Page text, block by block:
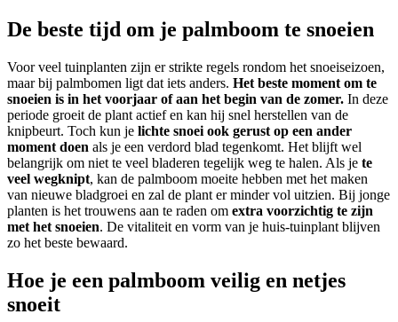
De beste tijd om je palmboom te snoeien
Voor veel tuinplanten zijn er strikte regels rondom het snoeiseizoen,
maar bij palmbomen ligt dat iets anders. Het beste moment om te
snoeien is in het voorjaar of aan het begin van de zomer. In deze
periode groeit de plant actief en kan hij snel herstellen van de
knipbeurt. Toch kun je lichte snoei ook gerust op een ander
moment doen als je een verdord blad tegenkomt. Het blijft wel
belangrijk om niet te veel bladeren tegelijk weg te halen. Als je te
veel wegknipt, kan de palmboom moeite hebben met het maken
van nieuwe bladgroei en zal de plant er minder vol uitzien. Bij jonge
planten is het trouwens aan te raden om extra voorzichtig te zijn
met het snoeien. De vitaliteit en vorm van je huis-tuinplant blijven
zo het beste bewaard.
Hoe je een palmboom veilig en netjes
snoeit